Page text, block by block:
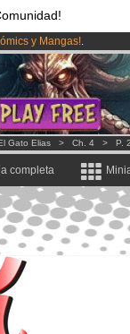
y Mangas!.
!.
al mes!Hazte Premium ya
Gato Elias > Ch. 4 > P.
completa